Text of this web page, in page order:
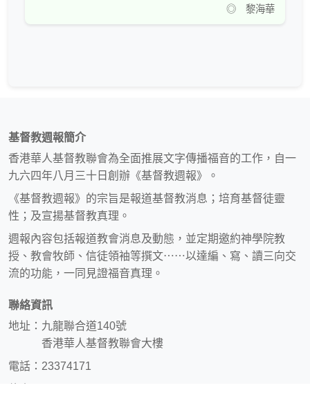
◎ 黎海華
基督教週報簡介
香港華人基督教聯會為全面推展文字傳播福音的工作，自一
九六四年八月三十日創辦《基督教週報》。
《基督教週報》的宗旨是報道基督教消息；培育基督徒靈
性；及宣揚基督教真理。
週報內容包括報道教會消息及動態，並定期邀約神學院教
授、教會牧師、信徒領袖等撰文⋯⋯以達編、寫、讀三向交
流的功能，一同見證福音真理。
聯絡資訊
地址：九龍聯合道140號
香港華人基督教聯會大樓
電話：23374171